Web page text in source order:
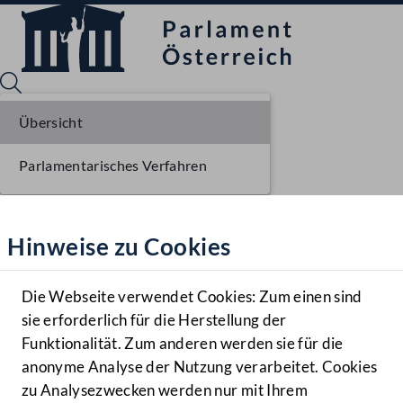
Hilfe
Benutzer
Navigationsmenü öffnen
MENÜ
Hinweise zu Cookies
Die Webseite verwendet Cookies: Zum einen sind
sie erforderlich für die Herstellung der
Funktionalität. Zum anderen werden sie für die
anonyme Analyse der Nutzung verarbeitet. Cookies
zu Analysezwecken werden nur mit Ihrem
Übersicht
Parlamentarisches Verfahren